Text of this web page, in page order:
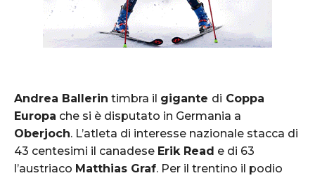
Andrea Ballerin timbra il gigante di Coppa
Europa che si è disputato in Germania a
Oberjoch. L’atleta di interesse nazionale stacca di
43 centesimi il canadese Erik Read e di 63
l’austriaco Matthias Graf. Per il trentino il podio